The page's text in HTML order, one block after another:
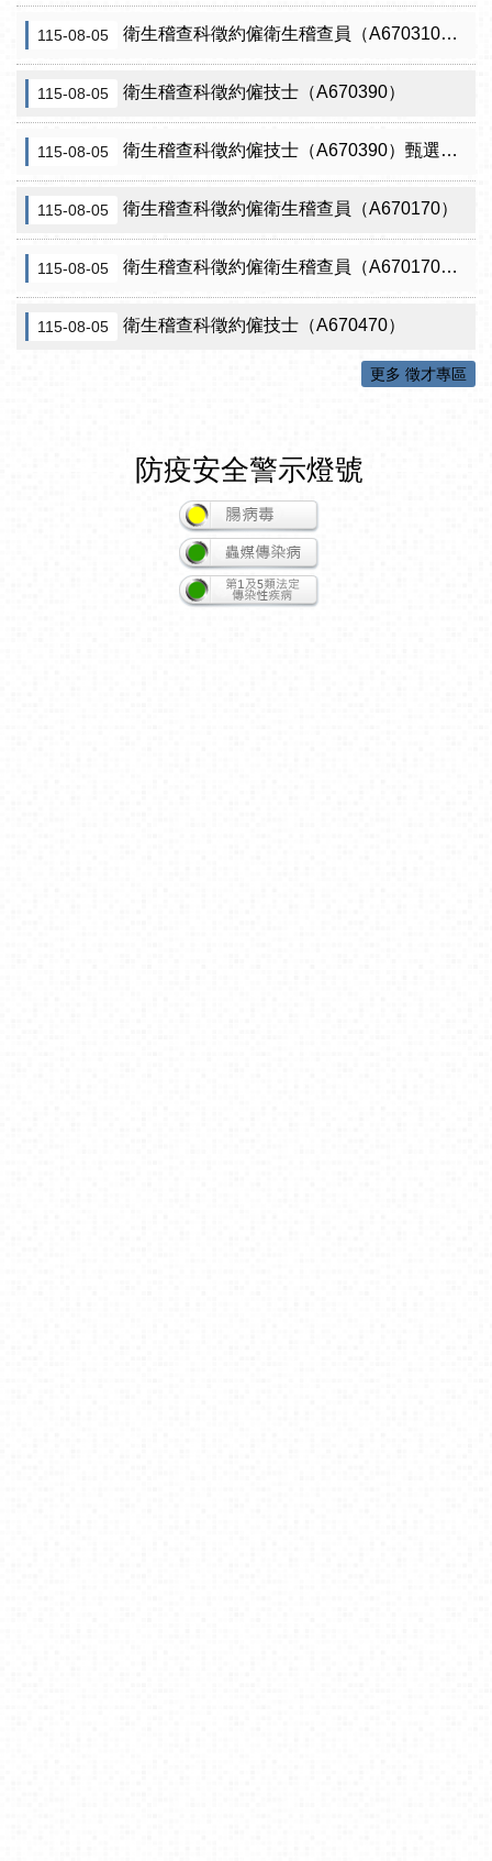
115-08-05 衛生稽查科徵約僱衛生稽查員（A670310）（需具原住民證明）
115-08-05 衛生稽查科徵約僱技士（A670390）
115-08-05 衛生稽查科徵約僱技士（A670390）甄選結果從缺
115-08-05 衛生稽查科徵約僱衛生稽查員（A670170）
115-08-05 衛生稽查科徵約僱衛生稽查員（A670170）甄選結果從缺
115-08-05 衛生稽查科徵約僱技士（A670470）
更多 徵才專區
防疫安全警示燈號